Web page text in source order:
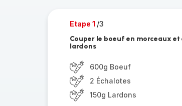
Etape 1 /3
Couper le boeuf en morceaux
lardons
600g Boeuf
2 Échalotes
150g Lardons